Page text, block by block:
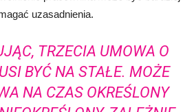
uzasadnienia.
TRZECIA UMOWA O
BYĆ NA STAŁE. MOŻE
NA CZAS OKREŚLONY